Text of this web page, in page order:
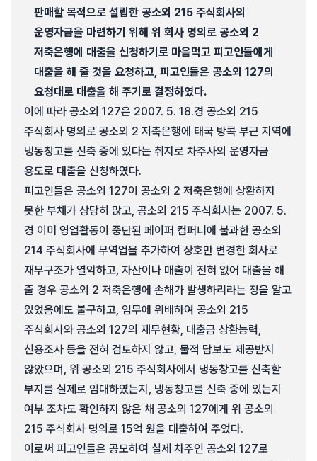
판매할 목적으로 설립한 공소외 215 주식회사의
운영자금을 마련하기 위해 위 회사 명의로 공소외 2
저축은행에 대출을 신청하기로 마음먹고 피고인들에게
대출을 해 줄 것을 요청하고, 피고인들은 공소외 127의
요청대로 대출을 해 주기로 결정하였다.
이에 따라 공소외 127은 2007. 5. 18.경 공소외 215
주식회사 명의로 공소외 2 저축은행에 태국 방콕 부근 지역에
냉동창고를 신축 중에 있다는 취지로 차주사의 운영자금
용도로 대출을 신청하였다.
피고인들은 공소외 127이 공소외 2 저축은행에 상환하지
못한 부채가 상당히 많고, 공소외 215 주식회사는 2007. 5.
경 이미 영업활동이 중단된 페이퍼 컴퍼니에 불과한 공소외
214 주식회사에 무역업을 추가하여 상호만 변경한 회사로
재무구조가 열악하고, 자산이나 매출이 전혀 없어 대출을 해
줄 경우 공소외 2 저축은행에 손해가 발생하리라는 정을 알고
있었음에도 불구하고, 임무에 위배하여 공소외 215
주식회사와 공소외 127의 재무현황, 대출금 상환능력,
신용조사 등을 전혀 검토하지 않고, 물적 담보도 제공받지
않았으며, 위 공소외 215 주식회사에서 냉동창고를 신축할
부지를 실제로 임대하였는지, 냉동창고를 신축 중에 있는지
여부 조차도 확인하지 않은 채 공소외 127에게 위 공소외
215 주식회사 명의로 15억 원을 대출하여 주었다.
이로써 피고인들은 공모하여 실제 차주인 공소외 127로